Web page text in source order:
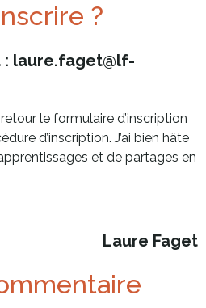
?
: laure.faget@lf-
le formulaire d’inscription
d’inscription. J’ai bien hâte
et de partages en
Laure Faget